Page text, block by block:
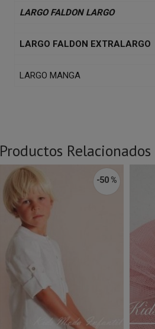
LARGO FALDON LARGO
LARGO FALDON EXTRALARGO
LARGO MANGA
Productos Relacionados
-50 %